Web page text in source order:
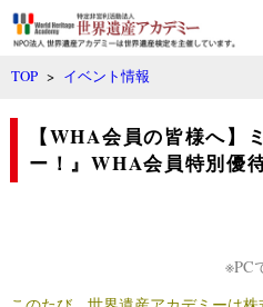
TOP > イベント情報
【WHA会員の皆様へ】
ー！』WHA会員特別優
※PC